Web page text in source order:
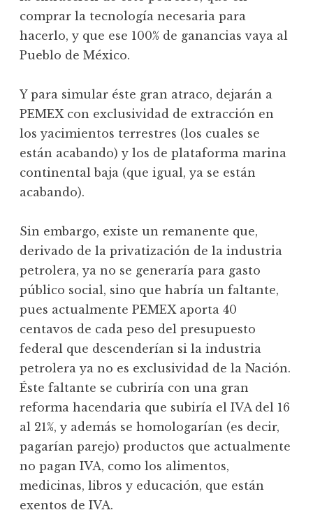
comprar la tecnología necesaria para
hacerlo, y que ese 100% de ganancias vaya al
Pueblo de México.
Y para simular éste gran atraco, dejarán a
PEMEX con exclusividad de extracción en
los yacimientos terrestres (los cuales se
están acabando) y los de plataforma marina
continental baja (que igual, ya se están
acabando).
Sin embargo, existe un remanente que,
derivado de la privatización de la industria
petrolera, ya no se generaría para gasto
público social, sino que habría un faltante,
pues actualmente PEMEX aporta 40
centavos de cada peso del presupuesto
federal que descenderían si la industria
petrolera ya no es exclusividad de la Nación.
Éste faltante se cubriría con una gran
reforma hacendaria que subiría el IVA del 16
al 21%, y además se homologarían (es decir,
pagarían parejo) productos que actualmente
no pagan IVA, como los alimentos,
medicinas, libros y educación, que están
exentos de IVA.